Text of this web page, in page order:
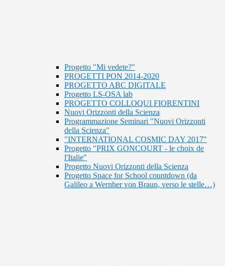
Progetto "Mi vedete?"
PROGETTI PON 2014-2020
PROGETTO ABC DIGITALE
Progetto LS-OSA lab
PROGETTO COLLOQUI FIORENTINI
Nuovi Orizzonti della Scienza
Programmazione Seminari "Nuovi Orizzonti
della Scienza"
"INTERNATIONAL COSMIC DAY 2017"
Progetto "PRIX GONCOURT - le choix de
l'Italie"
Progetto Nuovi Orizzonti della Scienza
Progetto Space for School countdown (da
Galileo a Wernher von Braun, verso le stelle…)